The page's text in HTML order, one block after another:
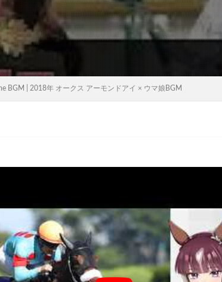
BGM | 2018年 オークス アーモンドアイ × ウマ娘BGM